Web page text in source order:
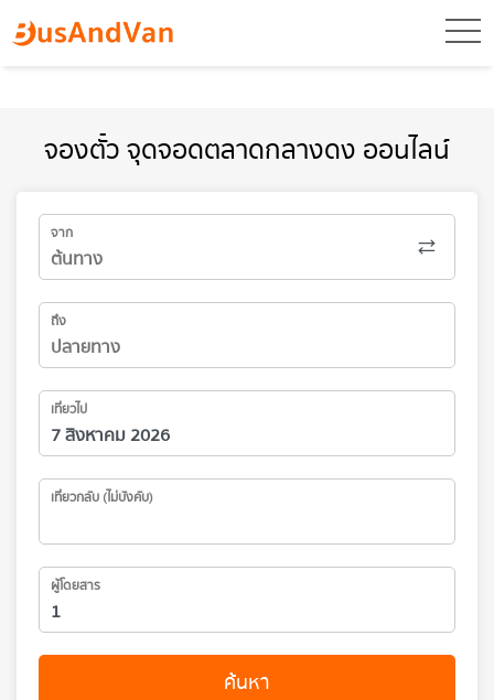
จองตั๋ว จุดจอดตลาดกลางดง ออนไลน์
จาก
ถึง
เที่ยวไป
เที่ยวกลับ (ไม่บังคับ)
ผู้โดยสาร
ค้นหา